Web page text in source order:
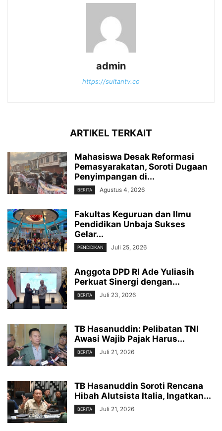
admin
https://sultantv.co
ARTIKEL TERKAIT
Mahasiswa Desak Reformasi
Pemasyarakatan, Soroti Dugaan
Penyimpangan di...
BERITA Agustus 4, 2026
Fakultas Keguruan dan Ilmu
Pendidikan Unbaja Sukses
Gelar...
PENDIDIKAN Juli 25, 2026
Anggota DPD RI Ade Yuliasih
Perkuat Sinergi dengan...
BERITA Juli 23, 2026
TB Hasanuddin: Pelibatan TNI
Awasi Wajib Pajak Harus...
BERITA Juli 21, 2026
TB Hasanuddin Soroti Rencana
Hibah Alutsista Italia, Ingatkan...
BERITA Juli 21, 2026